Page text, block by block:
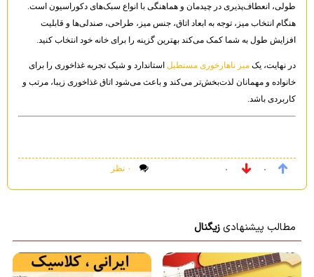
طولی، انعطاف‌پذیری در چیدمان و هماهنگی با انواع سبک‌های دکوراسیون است.
هنگام انتخاب میز، توجه به ابعاد اتاق، جنس میز، طراحی، صندلی‌ها و قابلیت
افزایش طول به شما کمک می‌کند بهترین گزینه را برای خانه خود انتخاب کنید.
در نهایت، یک میز ناهارخوری مستطیلاستاندارد و شیک تجربه غذاخوری را برای
خانواده و مهمانان لذت‌بخش‌تر می‌کند و باعث می‌شود اتاق غذاخوری زیبا، مرتب و
کاربردی باشد.
۰ ۰ نظر